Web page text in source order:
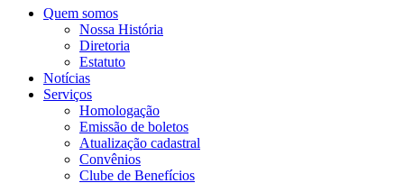
Quem somos
Nossa História
Diretoria
Estatuto
Notícias
Serviços
Homologação
Emissão de boletos
Atualização cadastral
Convênios
Clube de Benefícios